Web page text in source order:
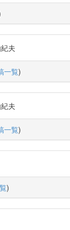
夫
一覧)
夫
一覧)
)